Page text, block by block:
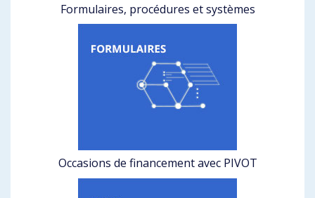
Formulaires, procédures et systèmes
Occasions de financement avec PIVOT